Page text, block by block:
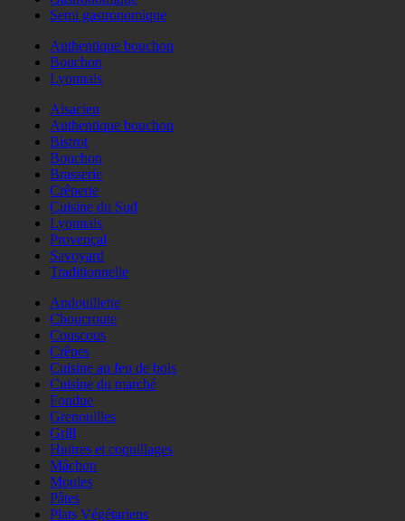
Semi gastronomique
Authentique bouchon
Bouchon
Lyonnais
Alsacien
Authentique bouchon
Bistrot
Bouchon
Brasserie
Crêperie
Cuisine du Sud
Lyonnais
Provençal
Savoyard
Traditionnelle
Andouillette
Choucroute
Couscous
Crêpes
Cuisine au feu de bois
Cuisine du marché
Fondue
Grenouilles
Grill
Huitres et coquillages
Mâchon
Moules
Pâtes
Plats Végétariens